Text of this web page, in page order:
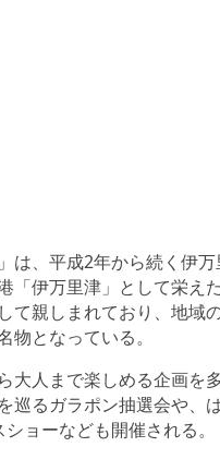
は、平成2年から続く伊
「伊万里津」として栄え
て親しまれており、地域
物となっている。
大人まで楽しめる企画を
巡るガラポン抽選会や、
ョーなども開催される。